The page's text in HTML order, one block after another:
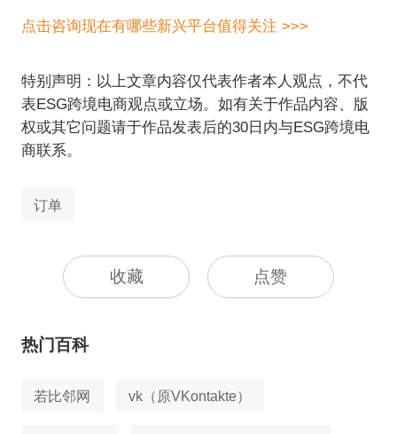
点击咨询现在有哪些新兴平台值得关注 >>>
特别声明：以上文章内容仅代表作者本人观点，不代
表ESG跨境电商观点或立场。如有关于作品内容、版
权或其它问题请于作品发表后的30日内与ESG跨境电
商联系。
订单
收藏 点赞
热门百科
若比邻网 vk（原VKontakte）